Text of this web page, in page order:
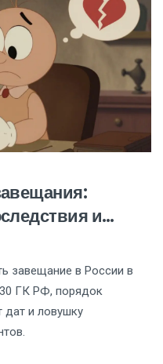
и
году
завещание в России в
ГК РФ, порядок
дат и ловушку